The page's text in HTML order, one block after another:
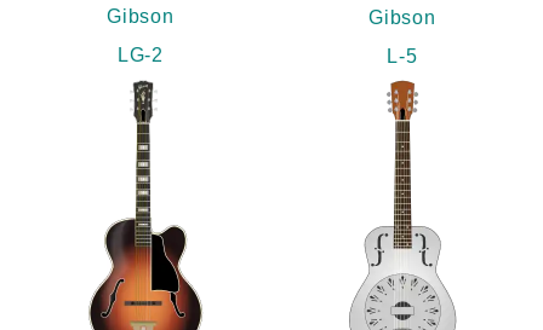
Gibson
LG-2
Gibson
L-5